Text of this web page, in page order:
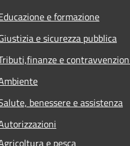
e formazione
e sicurezza pubblica
e
benessere e assistenza
e pesca